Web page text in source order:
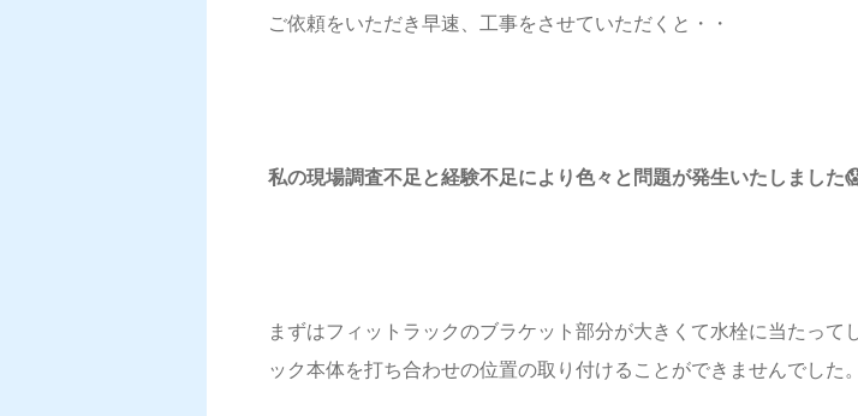
ご依頼をいただき早速、工事をさせていただくと・・
私の現場調査不足と経験不足により色々と問題が発生いたしました
まずはフィットラックのブラケット部分が大きくて水栓に当たって
ック本体を打ち合わせの位置の取り付けることができませんでした。